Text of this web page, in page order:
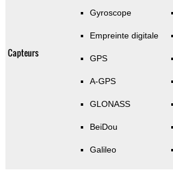
Capteurs
Gyroscope
Empreinte digitale
GPS
A-GPS
GLONASS
BeiDou
Galileo